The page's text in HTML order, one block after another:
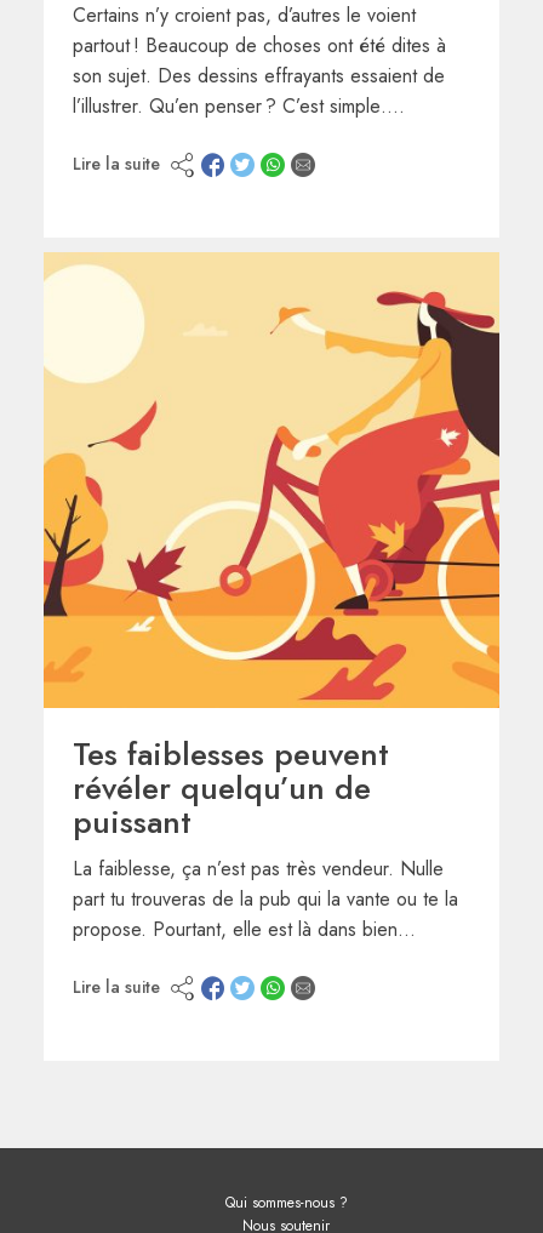
Certains n’y croient pas, d’autres le voient
partout ! Beaucoup de choses ont été dites à
son sujet. Des dessins effrayants essaient de
l’illustrer. Qu’en penser ? C’est simple….
Lire la suite
Tes faiblesses peuvent
révéler quelqu’un de
puissant
La faiblesse, ça n’est pas très vendeur. Nulle
part tu trouveras de la pub qui la vante ou te la
propose. Pourtant, elle est là dans bien…
Lire la suite
Qui sommes-nous ?
Nous soutenir